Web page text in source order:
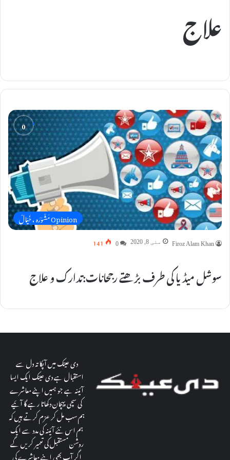
علاج
Opinion مَشْوَرَہ ، خَیَالْ
Firoz Alam Khan مئی 8, 2020 0
141
سوشل میڈیا کی طرف بڑھتے رجحانات:تدارک و علاج
دی عینک میں آپکا تہ دل سے
استقبال ہے دی عینک ایک ایسا
آئینہ ہے جو ہمیں اپنے معاشرے
کی سچی پہچان دکھاتا رہے گا آئیے
ہم سب مل کر عزم کرتے ہیں کہ
ہم اس نئے آئینہ کی مدد سے ایک
روشن مستقبل کی تعمیر کریں گے
اگر آپ بھی اپنے معاشرے کی